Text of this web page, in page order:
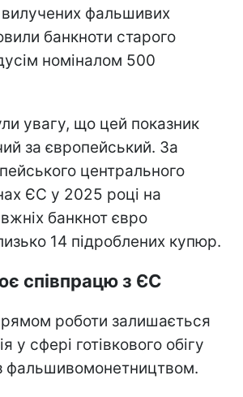
фальшивих
банкноти старого
номіналом 500
увагу, що цей показник
за європейський. За
центрального
ЄС у 2025 році на
банкнот євро
14 підроблених купюр.
співпрацю з ЄС
роботи залишається
у сфері готівкового обігу
фальшивомонетництвом.